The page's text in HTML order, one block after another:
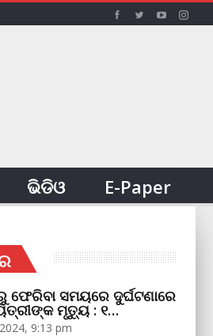
ଭିଡିଓ E-Paper
ଫେରିବା ସମୟରେ ଦୁର୍ଘଟଣାରେ
ମୃତ୍ୟୁ : ୧…
9:13 pm